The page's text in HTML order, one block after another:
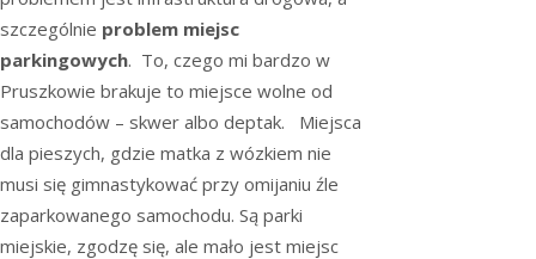
szczególnie problem miejsc
parkingowych. To, czego mi bardzo w
Pruszkowie brakuje to miejsce wolne od
samochodów – skwer albo deptak. Miejsca
dla pieszych, gdzie matka z wózkiem nie
musi się gimnastykować przy omijaniu źle
zaparkowanego samochodu. Są parki
miejskie, zgodzę się, ale mało jest miejsc